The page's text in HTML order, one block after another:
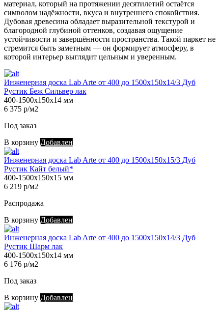
материал, который на протяжении десятилетий остаётся
символом надёжности, вкуса и внутреннего спокойствия.
Дубовая древесина обладает выразительной текстурой и
благородной глубиной оттенков, создавая ощущение
устойчивости и завершённости пространства. Такой паркет не
стремится быть заметным — он формирует атмосферу, в
которой интерьер выглядит цельным и уверенным.
Инженерная доска Lab Arte от 400 до 1500х150х14/3 Дуб
Рустик Беж Сильвер лак
400-1500х150х14 мм
6 375 р/м2
Под заказ
В корзину Добавлен
Инженерная доска Lab Arte от 400 до 1500х150х15/3 Дуб
Рустик Кайт белый*
400-1500х150х15 мм
6 219 р/м2
Распродажа
В корзину Добавлен
Инженерная доска Lab Arte от 400 до 1500х150х14/3 Дуб
Рустик Шарм лак
400-1500х150х14 мм
6 176 р/м2
Под заказ
В корзину Добавлен